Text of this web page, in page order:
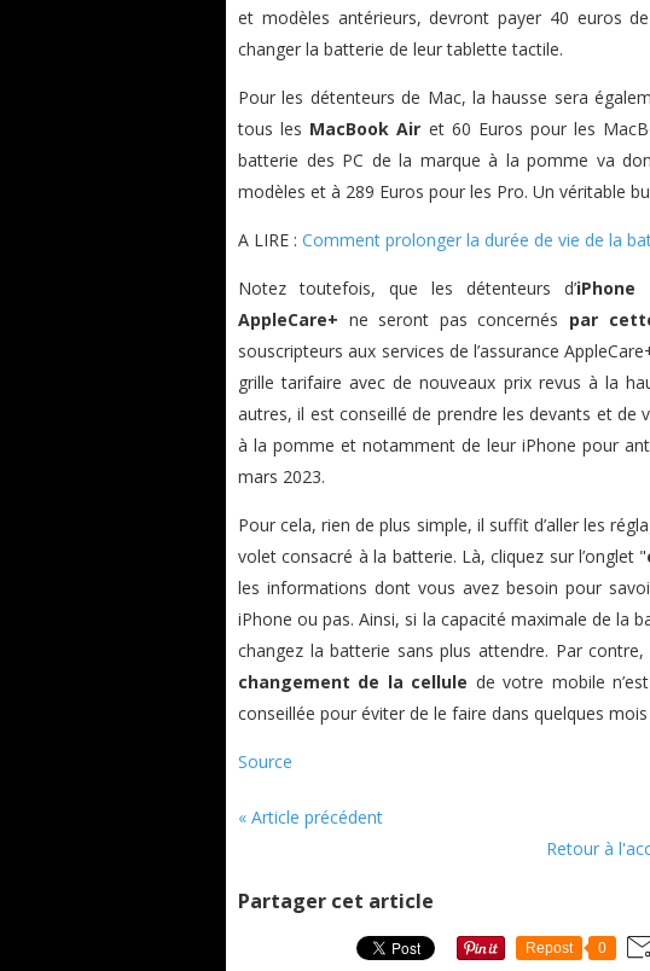
et modèles antérieurs, devront payer 40 euros
changer la batterie de leur tablette tactile.
Pour les détenteurs de Mac, la hausse sera
tous les MacBook Air et 60 Euros pour les
batterie des PC de la marque à la pomme va
modèles et à 289 Euros pour les Pro. Un véritable
A LIRE : Comment prolonger la durée de vie de la
Notez toutefois, que les détenteurs d’iPhone
AppleCare+ ne seront pas concernés par
souscripteurs aux services de l’assurance
grille tarifaire avec de nouveaux prix revus à la
autres, il est conseillé de prendre les devants et de
à la pomme et notamment de leur iPhone pour
mars 2023.
Pour cela, rien de plus simple, il suffit d’aller les
volet consacré à la batterie. Là, cliquez sur l’onglet "
les informations dont vous avez besoin pour
iPhone ou pas. Ainsi, si la capacité maximale de la
changez la batterie sans plus attendre. Par
changement de la cellule de votre mobile
conseillée pour éviter de le faire dans quelques
Source
« Article précédent
Retour à
Partager cet article
Repost 0